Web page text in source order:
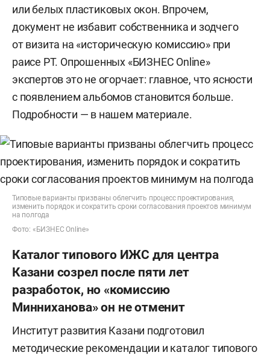
или белых пластиковых окон. Впрочем,
документ не избавит собственника и зодчего
от визита на «историческую комиссию» при
раисе РТ. Опрошенных «БИЗНЕС Online»
экспертов это не огорчает: главное, что ясности
с появлением альбомов становится больше.
Подробности — в нашем материале.
Типовые варианты призваны облегчить процесс проектирования,
изменить порядок и сократить сроки согласования проектов минимум
на полгода
Фото: «БИЗНЕС Online»
Каталог типового ИЖС для центра
Казани созрел после пяти лет
разработок, но «комиссию
Минниханова» он не отменит
Институт развития Казани подготовил
методические рекомендации и каталог типового